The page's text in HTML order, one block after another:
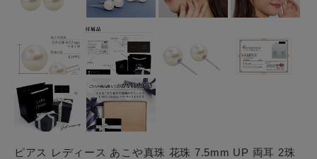
ピアス レディース あこや真珠 花珠 7.5mm UP 両耳 2珠